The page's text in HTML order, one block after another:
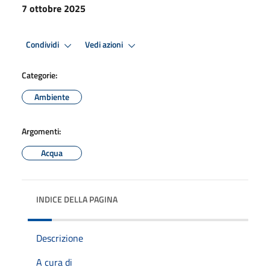
7 ottobre 2025
Condividi Vedi azioni
Categorie:
Ambiente
Argomenti:
Acqua
INDICE DELLA PAGINA
Descrizione
A cura di